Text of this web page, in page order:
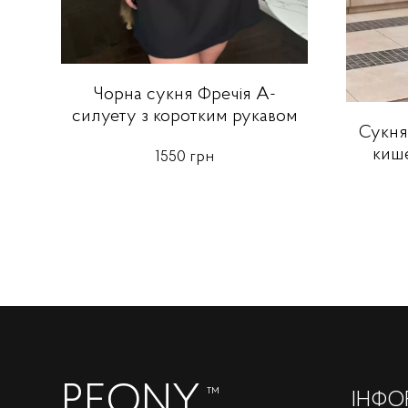
Чорна сукня Фречія А-
силуету з коротким рукавом
1550 грн
™